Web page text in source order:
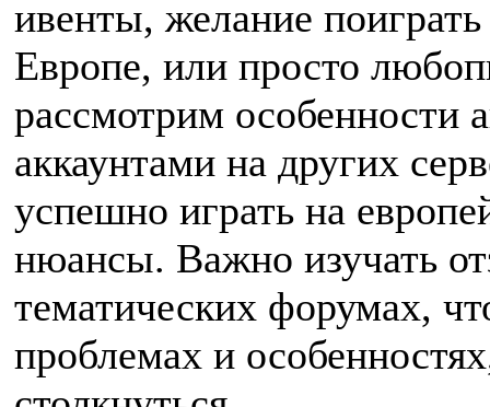
ивенты, желание
Европе, или просто
рассмотрим особенности
аккаунтами на других
успешно играть на
нюансы. Важно изучать
тематических форумах,
проблемах и